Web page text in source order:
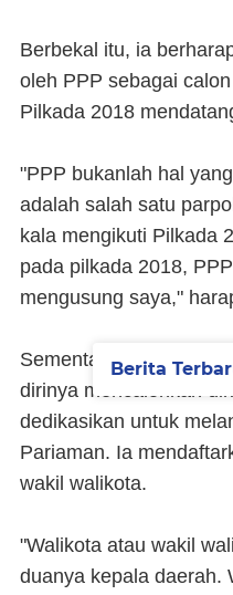
Berbekal itu, ia
oleh PPP sebagai
Pilkada 2018
"PPP bukanlah hal
adalah salah satu
kala mengikuti Pilkada
pada pilkada 2018,
mengusung saya,"
Sementara itu, Asmi
dirinya mencalonkan
dedikasikan untuk
Pariaman. Ia
wakil walikota.
"Walikota atau wakil
duanya kepala daerah.
Berita